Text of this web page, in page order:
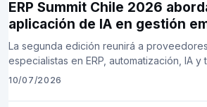
ERP Summit Chile 2026
aplicación de IA en gestión
La segunda edición reunirá a
especialistas en ERP, automatización, IA y
10/07/2026